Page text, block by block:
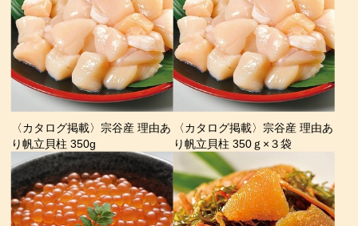
〈カタログ掲載〉宗谷産 理由あ
り帆立貝柱 350g
〈カタログ掲載〉宗谷産 理由あ
り帆立貝柱 350ｇ×３袋